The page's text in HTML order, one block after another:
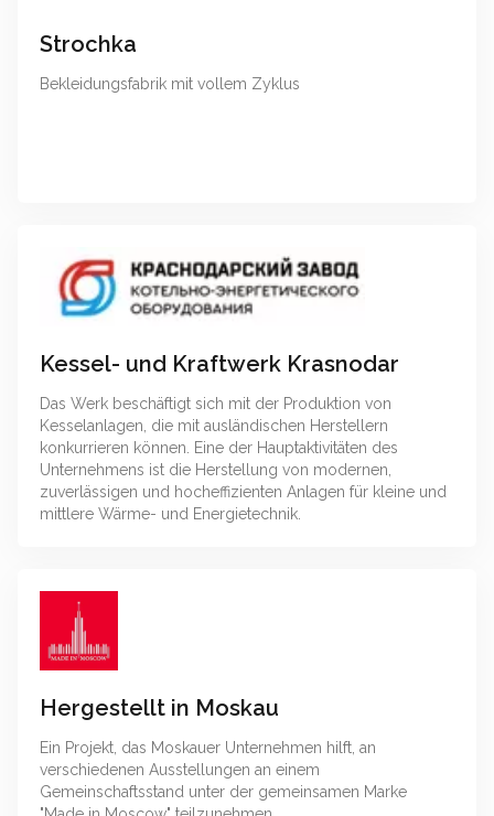
Strochka
Bekleidungsfabrik mit vollem Zyklus
Kessel- und Kraftwerk Krasnodar
Das Werk beschäftigt sich mit der Produktion von
Kesselanlagen, die mit ausländischen Herstellern
konkurrieren können. Eine der Hauptaktivitäten des
Unternehmens ist die Herstellung von modernen,
zuverlässigen und hocheffizienten Anlagen für kleine und
mittlere Wärme- und Energietechnik.
Hergestellt in Moskau
Ein Projekt, das Moskauer Unternehmen hilft, an
verschiedenen Ausstellungen an einem
Gemeinschaftsstand unter der gemeinsamen Marke